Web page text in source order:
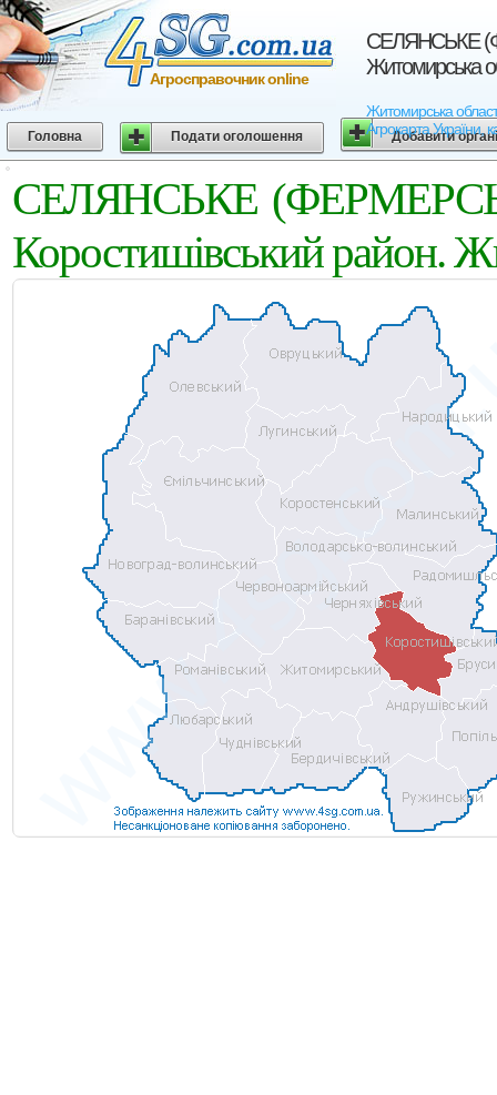
СЕЛЯНСЬКЕ
Житомирська
Житомирська
Агрокарта України,
Агросправочник online
Головна Подати оголошення Добавити
СЕЛЯНСЬКЕ
Коростишівський район.